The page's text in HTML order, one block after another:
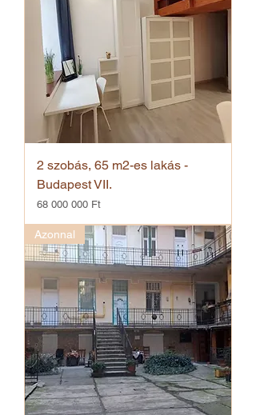
2 szobás, 65 m2-es lakás -
Budapest VII.
Ár
68 000 000 Ft
Azonnal